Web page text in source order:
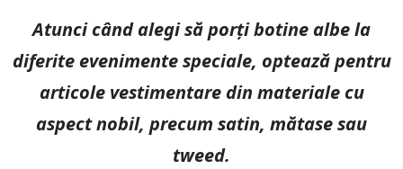
Atunci când alegi să porți botine albe la
diferite evenimente speciale, optează pentru
articole vestimentare din materiale cu
aspect nobil, precum satin, mătase sau
tweed.